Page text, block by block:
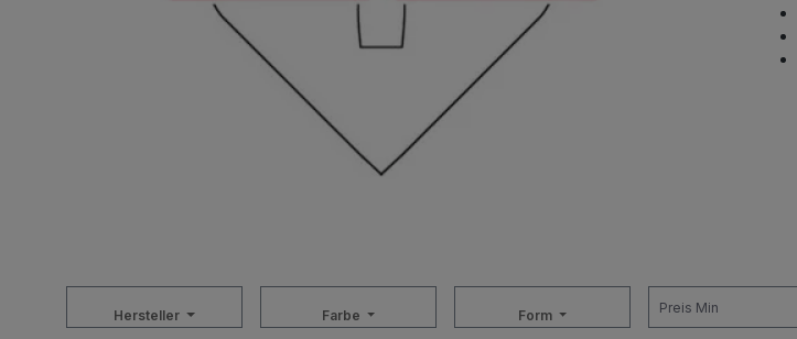
Hersteller Farbe Form